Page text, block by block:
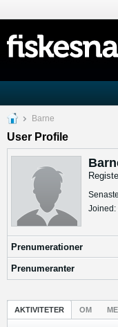
Barne
User Profile
Joined:
Prenumerationer
Prenumeranter
AKTIVITETER OM